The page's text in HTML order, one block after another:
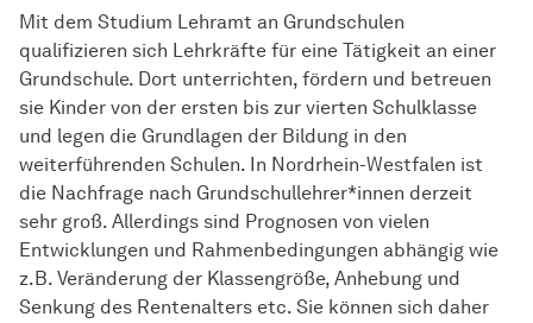
Mit dem Studium Lehramt an Grundschulen
qualifizieren sich Lehrkräfte für eine Tätigkeit an einer
Grundschule. Dort unterrichten, fördern und betreuen
sie Kinder von der ersten bis zur vierten Schulklasse
und legen die Grundlagen der Bildung in den
weiterführenden Schulen. In Nordrhein-Westfalen ist
die Nachfrage nach Grundschullehrer*innen derzeit
sehr groß. Allerdings sind Prognosen von vielen
Entwicklungen und Rahmenbedingungen abhängig wie
z.B. Veränderung der Klassengröße, Anhebung und
Senkung des Rentenalters etc. Sie können sich daher